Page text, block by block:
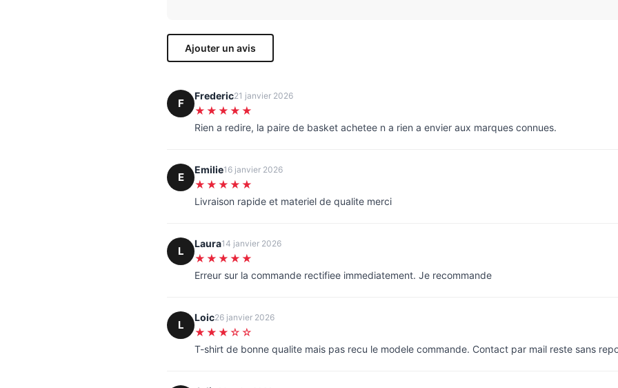
Ajouter un avis
F
Frederic21 janvier 2026
★★★★★
Rien a redire, la paire de basket achetee n a rien a envier aux marques connues.
E
Emilie16 janvier 2026
★★★★★
Livraison rapide et materiel de qualite merci
L
Laura14 janvier 2026
★★★★★
Erreur sur la commande rectifiee immediatement. Je recommande
L
Loic26 janvier 2026
★★★☆☆
T-shirt de bonne qualite mais pas recu le modele commande. Contact par mail reste sans